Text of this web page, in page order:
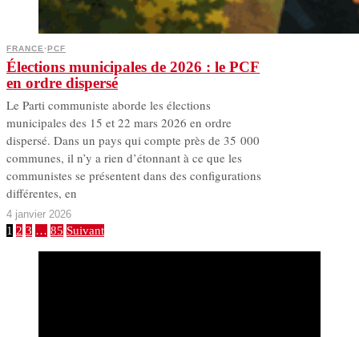
FRANCE·PCF
Élections municipales de 2026 : le PCF
en ordre dispersé
Le Parti communiste aborde les élections
municipales des 15 et 22 mars 2026 en ordre
dispersé. Dans un pays qui compte près de 35 000
communes, il n’y a rien d’étonnant à ce que les
communistes se présentent dans des configurations
différentes, en
4 janvier 2026
1 2 3 … 85 Suivant